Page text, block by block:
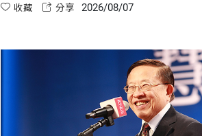
選「十大名宅」的美國住宅與終身藏書，全
授再度提著同一只皮箱、帶著父母「讀書人
得起社會」的叮囑回到台灣傳播進步觀念時
用半世紀的人生實踐深刻體悟到：帶走財富
真正的收穫，帶著使命與坦然回到起點，「
所有」才是心靈上最豐盛的「滿載而歸」 。
收藏 分享 2026/08/07